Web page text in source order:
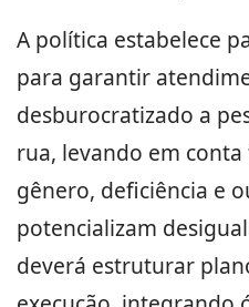
A política estabelece
para garantir
desburocratizado a
rua, levando em
gênero, deficiência e
potencializam
deverá estruturar